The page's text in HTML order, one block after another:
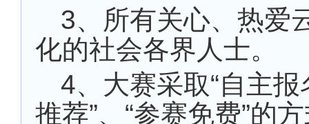
3、所有关心、热爱
化的社会各界人士。
4、大赛采取“自主报
推荐”、“参赛免费”的